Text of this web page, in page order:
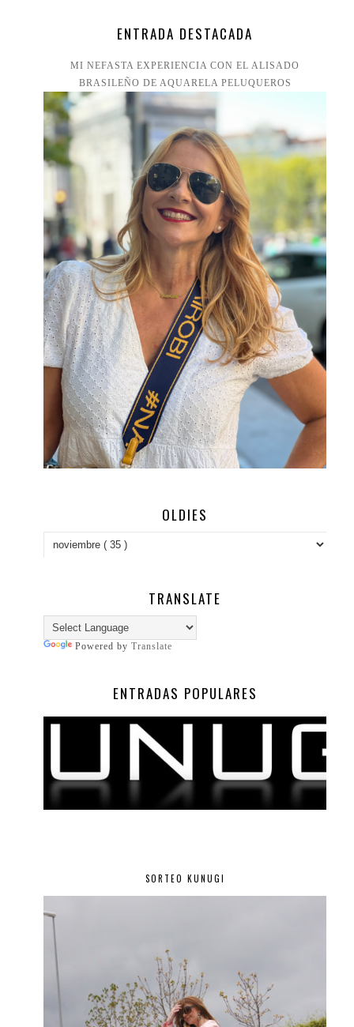
ENTRADA DESTACADA
MI NEFASTA EXPERIENCIA CON EL ALISADO
BRASILEÑO DE AQUARELA PELUQUEROS
OLDIES
TRANSLATE
Powered by Translate
ENTRADAS POPULARES
SORTEO KUNUGI